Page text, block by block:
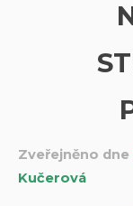
Zveřejněno dne
Kučerová